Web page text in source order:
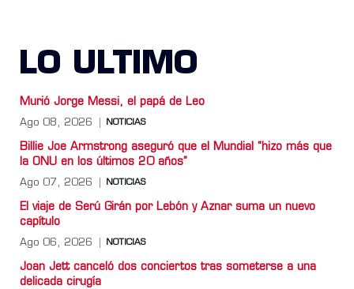
LO ULTIMO
Murió Jorge Messi, el papá de Leo
Ago 08, 2026 NOTICIAS
Billie Joe Armstrong aseguró que el Mundial “hizo más que
la ONU en los últimos 20 años”
Ago 07, 2026 NOTICIAS
El viaje de Serú Girán por Lebón y Aznar suma un nuevo
capítulo
Ago 06, 2026 NOTICIAS
Joan Jett canceló dos conciertos tras someterse a una
delicada cirugía